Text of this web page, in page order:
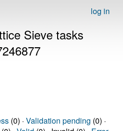
log in
Sieve tasks
(0) · Validation pending (0) ·